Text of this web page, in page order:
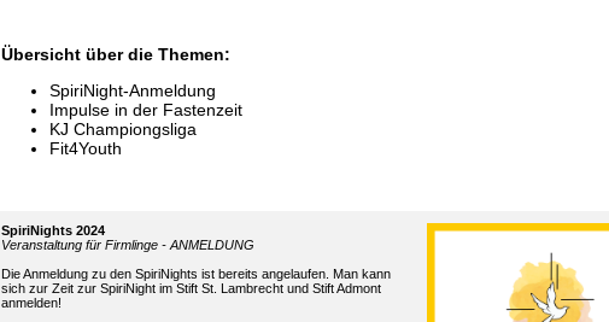
Übersicht über die Themen:
SpiriNight-Anmeldung
Impulse in der Fastenzeit
KJ Championgsliga
Fit4Youth
SpiriNights 2024
Veranstaltung für Firmlinge - ANMELDUNG
Die Anmeldung zu den SpiriNights ist bereits angelaufen. Man kann
sich zur Zeit zur SpiriNight im Stift St. Lambrecht und Stift Admont
anmelden!